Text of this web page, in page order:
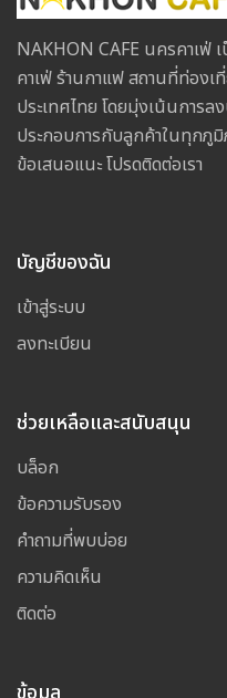
NAKHON CAFE นครคาเฟ่
คาเฟ่ ร้านกาแฟ สถานที่ท่องเ
ประเทศไทย โดยมุ่งเน้นการ
ประกอบการกับลูกค้าในทุกภู
ข้อเสนอแนะ โปรดติดต่อเรา
บัญชีของฉัน
เข้าสู่ระบบ
ลงทะเบียน
ช่วยเหลือและสนับสนุน
บล็อก
ข้อความรับรอง
คำถามที่พบบ่อย
ความคิดเห็น
ติดต่อ